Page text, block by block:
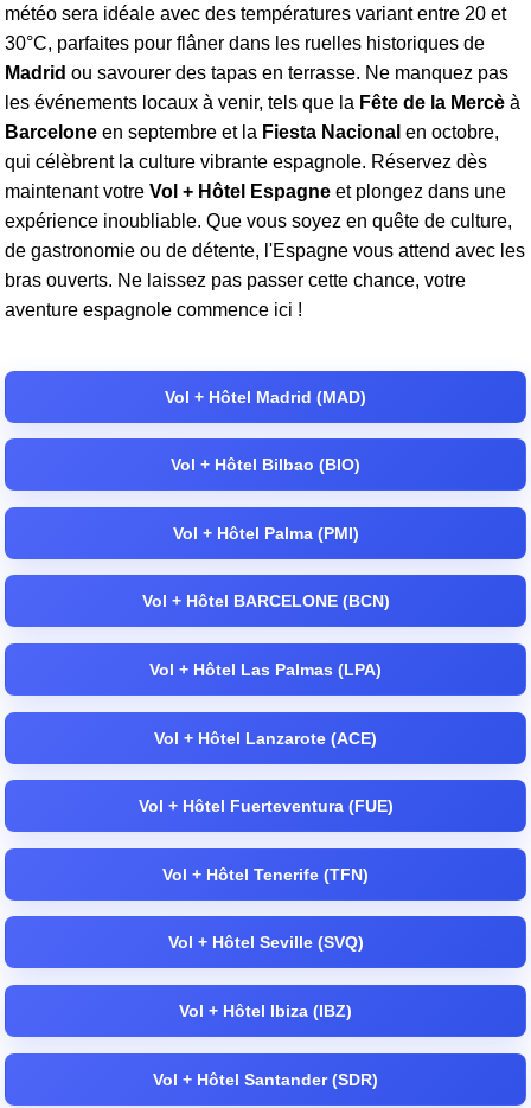
météo sera idéale avec des températures variant entre 20 et
30°C, parfaites pour flâner dans les ruelles historiques de
Madrid ou savourer des tapas en terrasse. Ne manquez pas
les événements locaux à venir, tels que la Fête de la Mercè à
Barcelone en septembre et la Fiesta Nacional en octobre,
qui célèbrent la culture vibrante espagnole. Réservez dès
maintenant votre Vol + Hôtel Espagne et plongez dans une
expérience inoubliable. Que vous soyez en quête de culture,
de gastronomie ou de détente, l'Espagne vous attend avec les
bras ouverts. Ne laissez pas passer cette chance, votre
aventure espagnole commence ici !
Vol + Hôtel Madrid (MAD)
Vol + Hôtel Bilbao (BIO)
Vol + Hôtel Palma (PMI)
Vol + Hôtel BARCELONE (BCN)
Vol + Hôtel Las Palmas (LPA)
Vol + Hôtel Lanzarote (ACE)
Vol + Hôtel Fuerteventura (FUE)
Vol + Hôtel Tenerife (TFN)
Vol + Hôtel Seville (SVQ)
Vol + Hôtel Ibiza (IBZ)
Vol + Hôtel Santander (SDR)